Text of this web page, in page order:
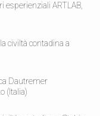
ARTLAB,
civiltà contadina a
Dautremer
(Italia)